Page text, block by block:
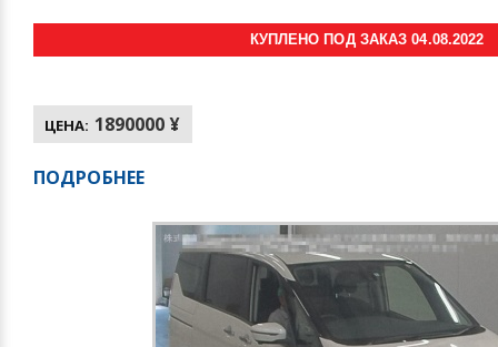
КУПЛЕНО ПОД ЗАКАЗ 04.08.2022
ЦЕНА: 1890000 ¥
ПОДРОБНЕЕ